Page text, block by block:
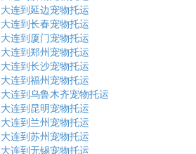
大连到延边宠物托运
大连到长春宠物托运
大连到厦门宠物托运
大连到郑州宠物托运
大连到长沙宠物托运
大连到福州宠物托运
大连到乌鲁木齐宠物托运
大连到昆明宠物托运
大连到兰州宠物托运
大连到苏州宠物托运
大连到无锡宠物托运